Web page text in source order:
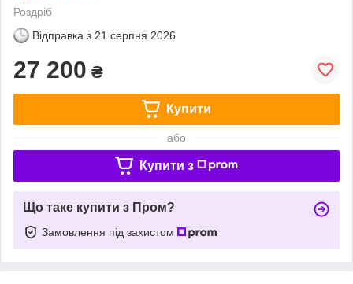
Роздріб
Відправка з 21 серпня 2026
27 200 ₴
Купити
або
Купити з
Що таке купити з Пром?
Замовлення під захистом